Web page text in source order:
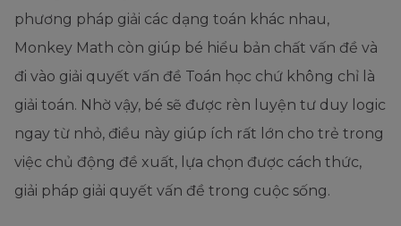
phương pháp giải các dạng toán khác nhau,
Monkey Math còn giúp bé hiểu bản chất vấn đề và
đi vào giải quyết vấn đề Toán học chứ không chỉ là
giải toán. Nhờ vậy, bé sẽ được rèn luyện tư duy logic
ngay từ nhỏ, điều này giúp ích rất lớn cho trẻ trong
việc chủ động đề xuất, lựa chọn được cách thức,
giải pháp giải quyết vấn đề trong cuộc sống.